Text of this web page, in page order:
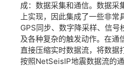
成：数据采集和通信。数据采
上实现，因此集成了一些非常
GPS同步、数字降采样、信号
及各种复杂的触发动作。在通
直接压缩实时数据流，将数据
按照NetSeisIP地震数据流的